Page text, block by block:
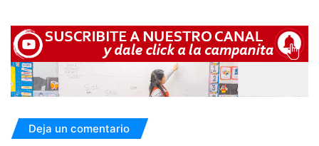
Deja un comentario